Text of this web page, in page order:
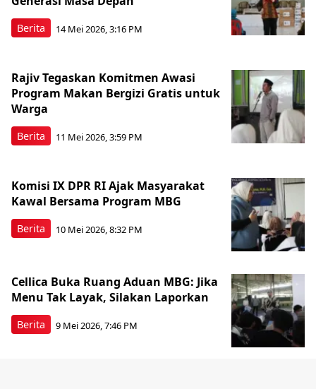
Berita 14 Mei 2026, 3:16 PM
Berita
Rajiv Tegaskan Komitmen Awasi
Program Makan Bergizi Gratis untuk
Warga
11 Mei 2026, 3:59 PM
Berita
Komisi IX DPR RI Ajak Masyarakat
Kawal Bersama Program MBG
10 Mei 2026, 8:32 PM
Berita
Cellica Buka Ruang Aduan MBG: Jika
Menu Tak Layak, Silakan Laporkan
9 Mei 2026, 7:46 PM